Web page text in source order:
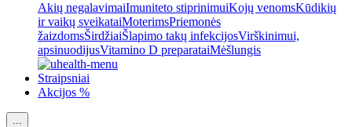
Akių negalavimaiImuniteto stiprinimuiKojų venomsKūdikių
ir vaikų sveikataiMoterimsPriemonės
žaizdomsŠirdžiaiŠlapimo takų infekcijosVirškinimui,
apsinuodijusVitamino D preparataiMėšlungis
Straipsniai
Akcijos %
...